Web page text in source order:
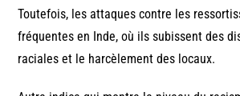
Toutefois, les attaques contre les
fréquentes en Inde, où ils subissent des
raciales et le harcèlement des locaux.